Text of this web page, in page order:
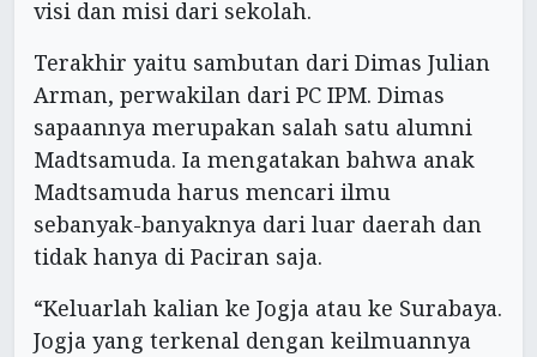
visi dan misi dari sekolah.
Terakhir yaitu sambutan dari Dimas Julian
Arman, perwakilan dari PC IPM. Dimas
sapaannya merupakan salah satu alumni
Madtsamuda. Ia mengatakan bahwa anak
Madtsamuda harus mencari ilmu
sebanyak-banyaknya dari luar daerah dan
tidak hanya di Paciran saja.
“Keluarlah kalian ke Jogja atau ke Surabaya.
Jogja yang terkenal dengan keilmuannya